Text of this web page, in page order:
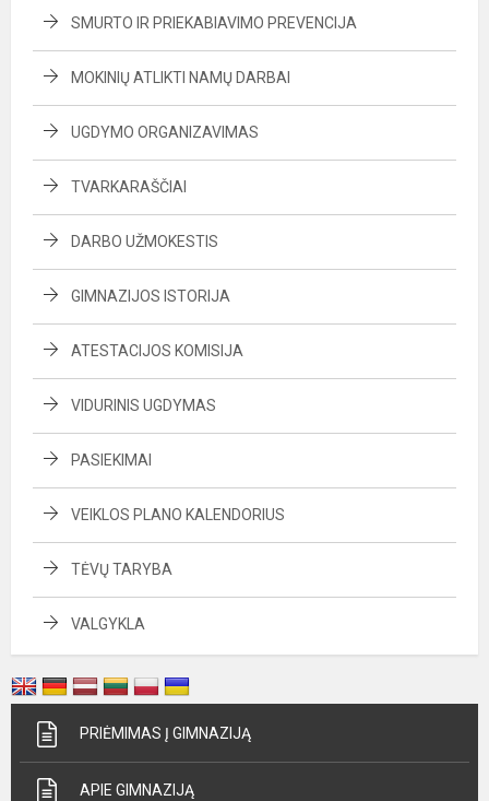
SMURTO IR PRIEKABIAVIMO PREVENCIJA
MOKINIŲ ATLIKTI NAMŲ DARBAI
UGDYMO ORGANIZAVIMAS
TVARKARAŠČIAI
DARBO UŽMOKESTIS
GIMNAZIJOS ISTORIJA
ATESTACIJOS KOMISIJA
VIDURINIS UGDYMAS
PASIEKIMAI
VEIKLOS PLANO KALENDORIUS
TĖVŲ TARYBA
VALGYKLA
PRIĖMIMAS Į GIMNAZIJĄ
APIE GIMNAZIJĄ